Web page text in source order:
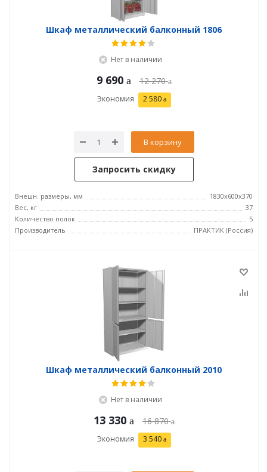
Шкаф металлический балконный 1806
Нет в наличии
9 690 12 270
Экономия 2 580
В корзину
Запросить скидку
Внешн. размеры, мм
1830x600x370
Вес, кг
37
Количество полок
5
Производитель
ПРАКТИК (Россия)
Шкаф металлический балконный 2010
Нет в наличии
13 330 16 870
Экономия 3 540